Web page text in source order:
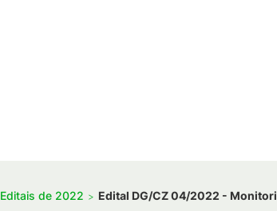
Editais de 2022 Edital DG/CZ 04/2022 -